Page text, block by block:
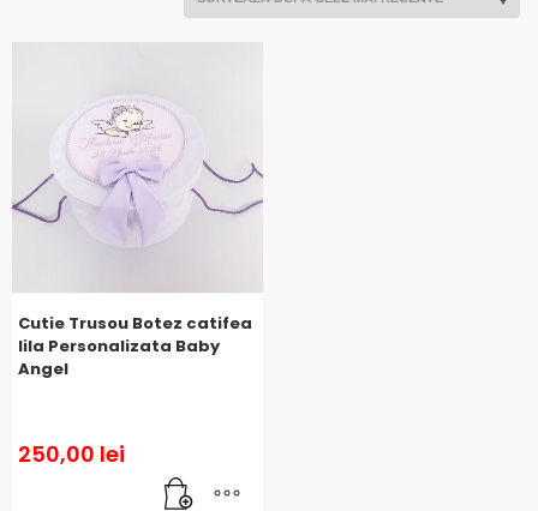
Cutie Trusou Botez catifea
lila Personalizata Baby
Angel
250,00 lei